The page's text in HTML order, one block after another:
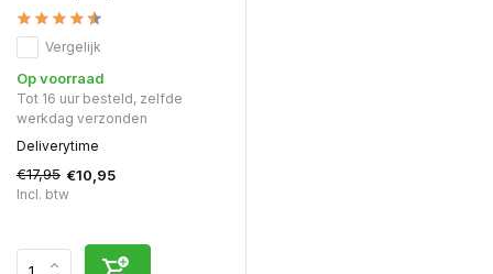
Vergelijk
Op voorraad
Tot 16 uur besteld, zelfde
werkdag verzonden
Deliverytime
€17,95 €10,95
Incl. btw